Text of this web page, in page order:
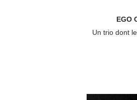
EGO
Un trio dont